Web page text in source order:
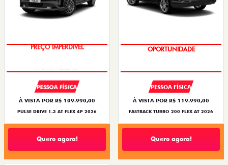
PREÇO IMPERDÍVEL
PESSOA FÍSICA
À VISTA POR R$ 109.990,00
PULSE DRIVE 1.3 AT FLEX 4P 2026
Quero agora!
OPORTUNIDADE
PESSOA FÍSICA
À VISTA POR R$ 119.990,00
FASTBACK TURBO 200 FLEX AT 2026
Quero agora!